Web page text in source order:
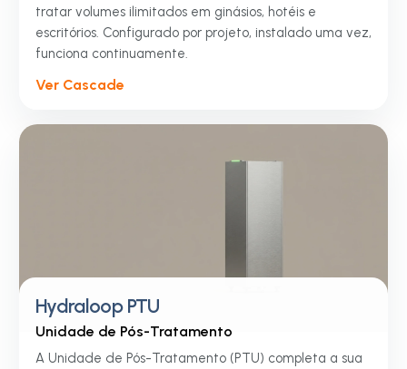
tratar volumes ilimitados em ginásios, hotéis e
escritórios. Configurado por projeto, instalado uma vez,
funciona continuamente.
Ver Cascade
Hydraloop PTU
Unidade de Pós-Tratamento
A Unidade de Pós-Tratamento (PTU) completa a sua